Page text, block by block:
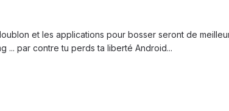
et les applications pour bosser seront de
... par contre tu perds ta liberté Android...